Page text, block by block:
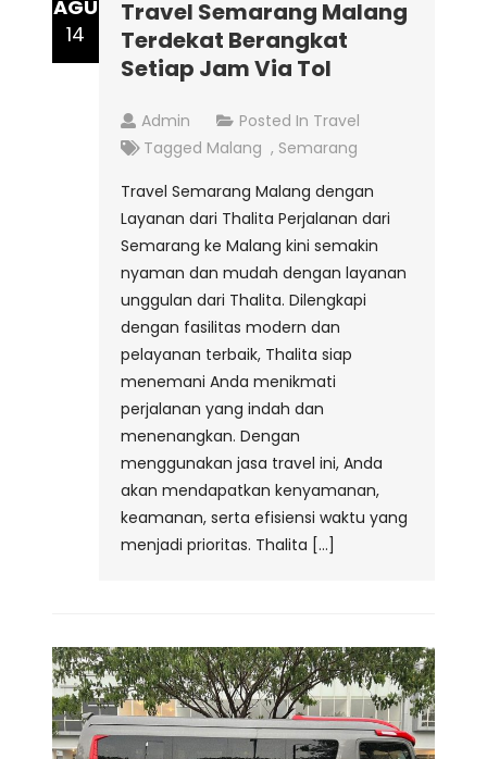
AGU
14
Travel Semarang Malang
Terdekat Berangkat
Setiap Jam Via Tol
Admin Posted In Travel
Tagged Malang , Semarang
Travel Semarang Malang dengan
Layanan dari Thalita Perjalanan dari
Semarang ke Malang kini semakin
nyaman dan mudah dengan layanan
unggulan dari Thalita. Dilengkapi
dengan fasilitas modern dan
pelayanan terbaik, Thalita siap
menemani Anda menikmati
perjalanan yang indah dan
menenangkan. Dengan
menggunakan jasa travel ini, Anda
akan mendapatkan kenyamanan,
keamanan, serta efisiensi waktu yang
menjadi prioritas. Thalita […]